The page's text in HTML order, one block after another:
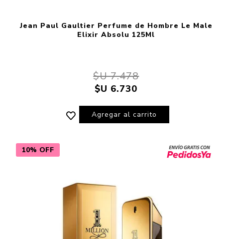
Jean Paul Gaultier Perfume de Hombre Le Male
Elixir Absolu 125Ml
$U 7.478
$U 6.730
Agregar al carrito
10% OFF